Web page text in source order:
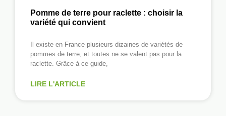
Pomme de terre pour raclette : choisir la
variété qui convient
Il existe en France plusieurs dizaines de variétés de
pommes de terre, et toutes ne se valent pas pour la
raclette. Grâce à ce guide,
LIRE L'ARTICLE